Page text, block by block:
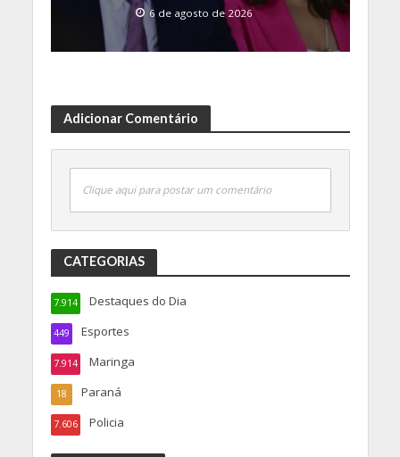
6 de agosto de 2026
Adicionar Comentário
Clique aqui para postar um comentário
CATEGORIAS
Destaques do Dia
7.914
Esportes
449
Maringa
7.914
Paraná
18
Policia
7.606